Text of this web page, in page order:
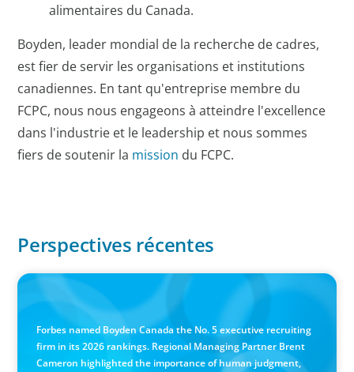
alimentaires du Canada.
Boyden, leader mondial de la recherche de cadres,
est fier de servir les organisations et institutions
canadiennes. En tant qu'entreprise membre du
FCPC, nous nous engageons à atteindre l'excellence
dans l'industrie et le leadership et nous sommes
fiers de soutenir la mission du FCPC.
Perspectives récentes
Canadian Recruitment Trends and Use of AI
Forbes named Boyden Canada the No. 5 executive recruiting
firm in its 2026 rankings. Regional Managing Partner Brent
Cameron highlighted the importance of human judgment,